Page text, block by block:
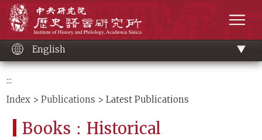
content
English
:::
Index >Publications > Latest Publications
Books：Historical